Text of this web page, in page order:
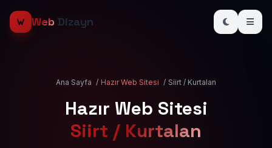
Web Dizayn
Ana Sayfa / Hazır Web Sitesi / Siirt / Kurtalan
Hazır Web Sitesi
Siirt / Kurtalan